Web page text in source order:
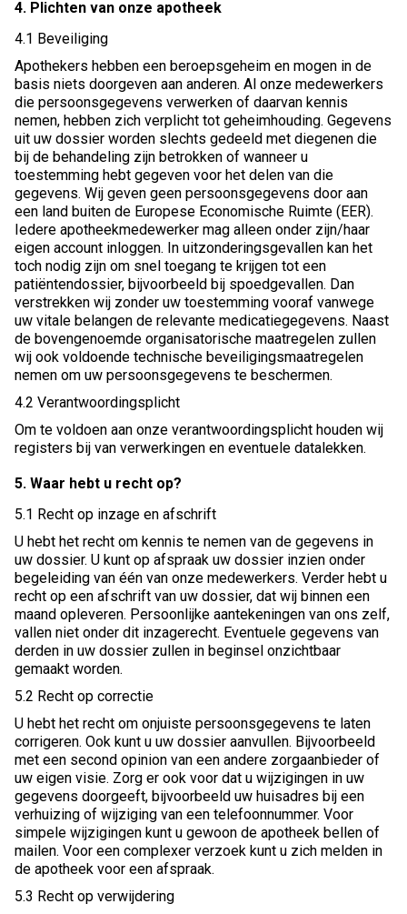
4. Plichten van onze apotheek
4.1 Beveiliging
Apothekers hebben een beroepsgeheim en mogen in de
basis niets doorgeven aan anderen. Al onze medewerkers
die persoonsgegevens verwerken of daarvan kennis
nemen, hebben zich verplicht tot geheimhouding. Gegevens
uit uw dossier worden slechts gedeeld met diegenen die
bij de behandeling zijn betrokken of wanneer u
toestemming hebt gegeven voor het delen van die
gegevens. Wij geven geen persoonsgegevens door aan
een land buiten de Europese Economische Ruimte (EER).
Iedere apotheekmedewerker mag alleen onder zijn/haar
eigen account inloggen. In uitzonderingsgevallen kan het
toch nodig zijn om snel toegang te krijgen tot een
patiëntendossier, bijvoorbeeld bij spoedgevallen. Dan
verstrekken wij zonder uw toestemming vooraf vanwege
uw vitale belangen de relevante medicatiegegevens. Naast
de bovengenoemde organisatorische maatregelen zullen
wij ook voldoende technische beveiligingsmaatregelen
nemen om uw persoonsgegevens te beschermen.
4.2 Verantwoordingsplicht
Om te voldoen aan onze verantwoordingsplicht houden wij
registers bij van verwerkingen en eventuele datalekken.
5. Waar hebt u recht op?
5.1 Recht op inzage en afschrift
U hebt het recht om kennis te nemen van de gegevens in
uw dossier. U kunt op afspraak uw dossier inzien onder
begeleiding van één van onze medewerkers. Verder hebt u
recht op een afschrift van uw dossier, dat wij binnen een
maand opleveren. Persoonlijke aantekeningen van ons zelf,
vallen niet onder dit inzagerecht. Eventuele gegevens van
derden in uw dossier zullen in beginsel onzichtbaar
gemaakt worden.
5.2 Recht op correctie
U hebt het recht om onjuiste persoonsgegevens te laten
corrigeren. Ook kunt u uw dossier aanvullen. Bijvoorbeeld
met een second opinion van een andere zorgaanbieder of
uw eigen visie. Zorg er ook voor dat u wijzigingen in uw
gegevens doorgeeft, bijvoorbeeld uw huisadres bij een
verhuizing of wijziging van een telefoonnummer. Voor
simpele wijzigingen kunt u gewoon de apotheek bellen of
mailen. Voor een complexer verzoek kunt u zich melden in
de apotheek voor een afspraak.
5.3 Recht op verwijdering